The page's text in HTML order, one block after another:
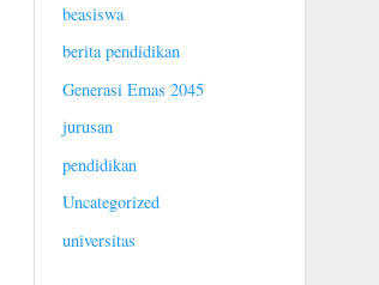
beasiswa
berita pendidikan
Generasi Emas 2045
jurusan
pendidikan
Uncategorized
universitas